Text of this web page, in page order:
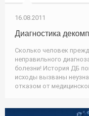
16.08.2011
Диагностика
Сколько человек
неправильного
болезни! История ДБ
исходы вызваны
отказом от